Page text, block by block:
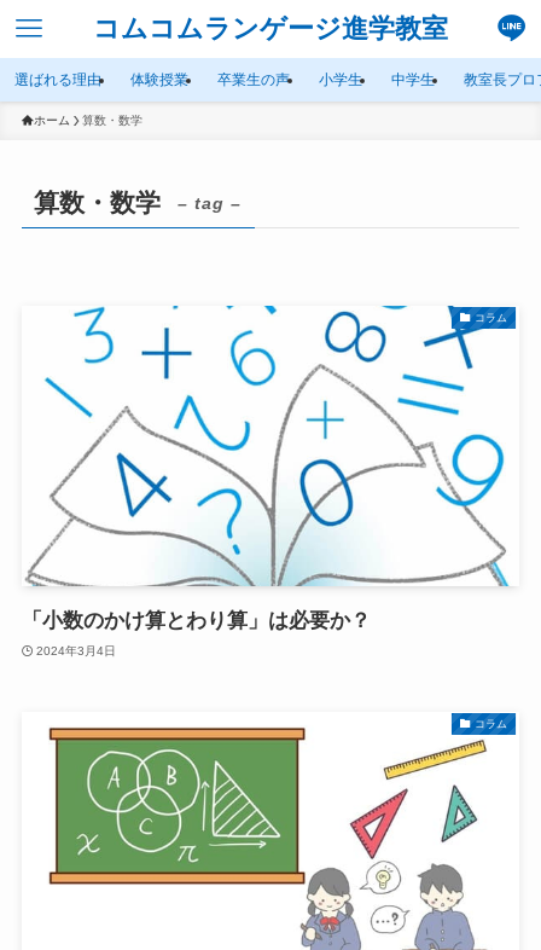
コムコムランゲージ進学教室
選ばれる理由 体験授業 卒業生の声 小学生 中学生 教室長プロ
ホーム 算数・数学
算数・数学 – tag –
コラム
「小数のかけ算とわり算」は必要か？
2024年3月4日
コラム